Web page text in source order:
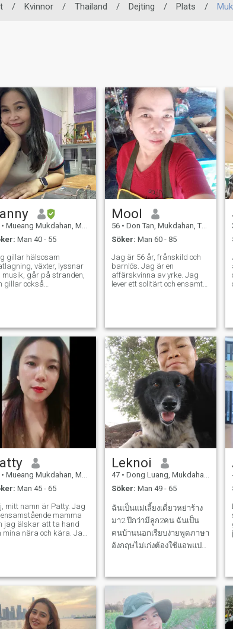
/ Kvinnor / Thailand / Dejting / Plats /
• Mueang Mukdahan, Mukdahan, Thailand
Man 40 - 55
gillar hälsosam
växter, lyssnar
musik, går på stranden,
gillar också
och förtroende.
är inte den bästa
men jag kan göra
bästa för någon jag
Mool
56 • Don Tan, Mukdahan, Thailand
Söker: Man 60 - 85
Jag är 56 år, frånskild och
barnlös. Jag är en
affärskvinna av yrke. Jag
lever ett solitärt och ensamt
hand om mig i mina senare
år, tillsammans med en
manlig partner När jag kom
hit letade jag efter kärlek och
ömsesidig förståelse. Jag
ville ha en man, oavsett om vi
bodde i Thailand eller
utomlands, och jag var redo
att gå tillsammans med
honom överallt. Jag är glad
och redo att vänta på den
lyckliga mannen som blir
min partner.
• Mueang Mukdahan, Mukdahan, Thailand
Man 45 - 65
mitt namn är Patty. Jag
mamma
jag älskar att ta hand
mina nära och kära. Jag
tror att jag en dag
att hitta en älskare
är seriös om
som jag. Jag är
att ta hand om honom
lära mig tillsammans
Leknoi
47 • Dong Luang, Mukdahan, Thailand
Söker: Man 49 - 65
ฉันเป็นแม่เลี้ยงเดี่ยวหย่าร้าง
มา2 ปีกว่ามีลูก2คน ฉันเป็น
คนบ้านนอกเรียบง่ายพูดภาษา
อังกฤษไม่เก่งต้องใช้แอพแปล
ไม่เล่นการพนัน ไม่ยุ่งเกี่ยวกับ
ยาเสพติด เป็นคนจริงไม่เล่น
เกมส